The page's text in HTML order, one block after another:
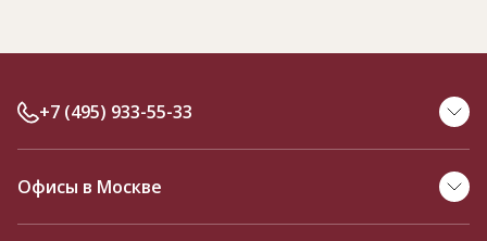
+7 (495) 933-55-33
Офисы в Москве